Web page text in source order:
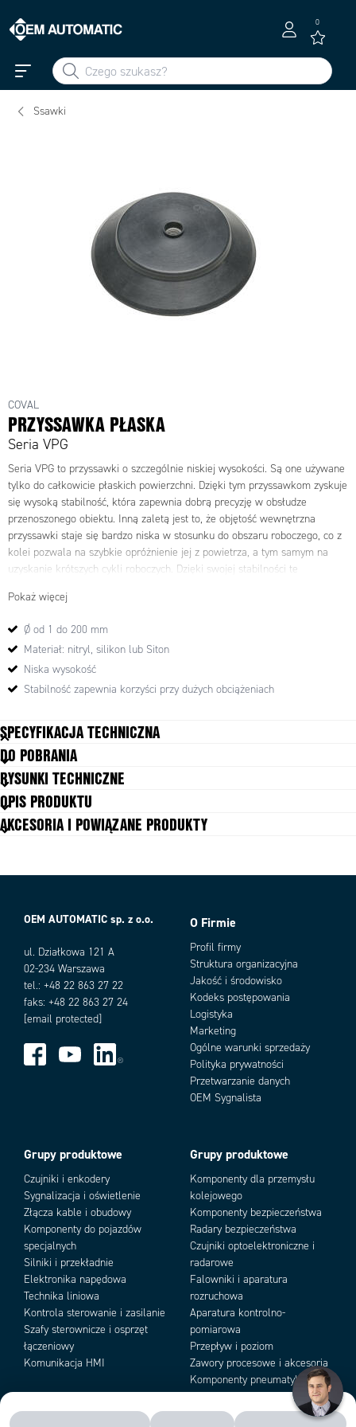
0
Ssawki
COVAL
PRZYSSAWKA PŁASKA
Seria VPG
Seria VPG to przyssawki o szczególnie niskiej wysokości. Są one używane
tylko do całkowicie płaskich powierzchni. Dzięki tym przyssawkom zyskuje
się wysoką stabilność, która zapewnia dobrą precyzję w obsłudze
przenoszonego obiektu. Inną zaletą jest to, że objętość wewnętrzna
przyssawki staje się bardzo niska w stosunku do obszaru roboczego, co z
kolei pozwala na szybkie opróżnienie jej z powietrza, a tym samym na
uzyskanie krótszych cykli roboczych. Dzięki swojej stabilności te
Pokaż więcej
Ø od 1 do 200 mm
Materiał: nitryl, silikon lub Siton
Niska wysokość
Stabilność zapewnia korzyści przy dużych obciążeniach
SPECYFIKACJA TECHNICZNA
Masa
Materiał
Objętość 0,00073 cm³
Średnica wewnętrzna 2 mm
Wysokość
DO POBRANIA
RYSUNKI TECHNICZNE
OPIS PRODUKTU
AKCESORIA I POWIĄZANE PRODUKTY
Add as new cart row
OEM AUTOMATIC sp. z o.o.
ul. Działkowa 121 A
02-234 Warszawa
tel.: +48 22 863 27 22
faks: +48 22 863 27 24
[email protected]
O Firmie
Profil firmy
Struktura organizacyjna
Jakość i środowisko
Kodeks postępowania
Logistyka
Marketing
Ogólne warunki sprzedaży
Polityka prywatności
Przetwarzanie danych
OEM Sygnalista
Grupy produktowe
Czujniki i enkodery
Sygnalizacja i oświetlenie
Złącza kable i obudowy
Komponenty do pojazdów
specjalnych
Silniki i przekładnie
Elektronika napędowa
Technika liniowa
Kontrola sterowanie i zasilanie
Szafy sterownicze i osprzęt
łączeniowy
Komunikacja HMI
Grupy produktowe
Komponenty dla przemysłu
kolejowego
Komponenty bezpieczeństwa
Radary bezpieczeństwa
Czujniki optoelektroniczne i
radarowe
Falowniki i aparatura
rozruchowa
Aparatura kontrolno-
pomiarowa
Przepływ i poziom
Zawory procesowe i akcesoria
Komponenty pneumatyki i
podciśnienia